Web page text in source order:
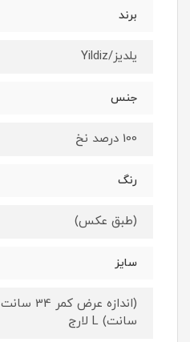
برند
یلدیز/Yildiz
جنس
100 درصد نخ
رنگ
(طبق عکس)
سایز
سانت) L لارج